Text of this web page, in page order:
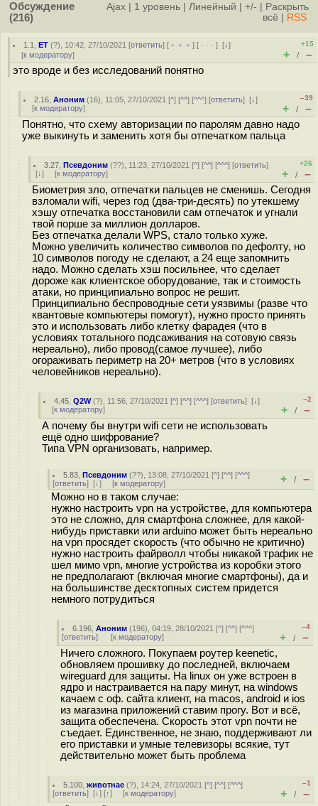
Обсуждение
(216)
Ajax 1 уровень Линейный +/-
Раскрыть
всё
RSS
1.1 ,ET (?), 10:42, 27/10/2021 [ответить] [ ﹢﹢﹢] [ · · ·][↓]
[к модератору]
+15
+ / –
это вроде и без исследований понятно
2.16 ,Аноним (16), 11:05, 27/10/2021 [^] [^^] [^^^] [ответить][↓]
[к модератору]
–39
+ / –
Понятно, что схему авторизации по паролям давно надо
уже выкинуть и заменить хотя бы отпечатком пальца
3.27 ,Псевдоним (??), 11:23, 27/10/2021 [^] [^^] [^^^] [ответить]
[↓] [к модератору]
+26
+ / –
Биометрия зло, отпечатки пальцев не сменишь. Сегодня
взломали wifi, через год (два-три-десять) по утекшему
хэшу отпечатка восстановили сам отпечаток и угнали
твой порше за миллион долларов.
Без отпечатка делали WPS, стало только хуже.
Можно увеличить количество символов по дефолту, но
10 символов погоду не сделают, а 24 еще запомнить
надо. Можно сделать хэш посильнее, что сделает
дороже как клиентское оборудование, так и стоимость
атаки, но принципиально вопрос не решит.
Принципиально беспроводные сети уязвимы (разве что
квантовые компьютеры помогут), нужно просто принять
это и использовать либо клетку фарадея (что в
условиях тотального подсаживания на сотовую связь
нереально), либо провод(самое лучшее), либо
огораживать периметр на 20+ метров (что в условиях
человейников нереально).
4.45 ,Q2W(?), 11:56, 27/10/2021 [^] [^^] [^^^] [ответить][↓]
[к модератору]
–2
+ / –
А почему бы внутри wifi сети не использовать
ещё одно шифрование?
Типа VPN организовать, например.
5.83 ,Псевдоним (??), 13:08, 27/10/2021 [^] [^^] [^^^]
[ответить] [↓] [к модератору] + / –
Можно но в таком случае:
нужно настроить vpn на устройстве, для компьютера
это не сложно, для смартфона сложнее, для какой-
нибудь приставки или arduino может быть нереально
на vpn просядет скорость (что обычно не критично)
нужно настроить файрволл чтобы никакой трафик не
шел мимо vpn, многие устройства из коробки этого
не предполагают (включая многие смартфоны), да и
на большинстве десктопных систем придется
немного потрудиться
6.196 ,Аноним (196), 04:19, 28/10/2021 [^] [^^] [^^^]
[ответить] [к модератору]
–4
+ / –
Ничего сложного. Покупаем роутер keenetic,
обновляем прошивку до последней, включаем
wireguard для защиты. На linux он уже встроен в
ядро и настраивается на пару минут, на windows
качаем с оф. сайта клиент, на macos, android и ios
из магазина приложений ставим прогу. Вот и всё,
защита обеспечена. Скорость этот vpn почти не
съедает. Единственное, не знаю, поддерживают ли
его приставки и умные телевизоры всякие, тут
действительно может быть проблема
5.100 ,животнае (?), 14:24, 27/10/2021 [^] [^^] [^^^]
[ответить] [↓] [↑] [к модератору]
–1
+ / –